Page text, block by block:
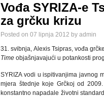
Vođa SYRIZA-e
za grčku krizu
Posted on 07 lipnja 2012 by admin
31. svibnja, Alexis Tsipras, vođa
Time objašnjavajući u potankosti
SYRIZA vodi u ispitivanjima javnog
mjera štednje koje Grčkoj od
konstantno napadale životni